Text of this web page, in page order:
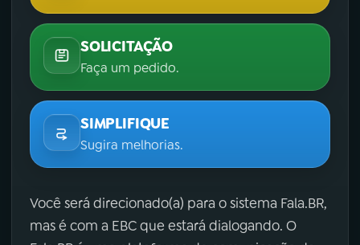
SOLICITAÇÃO
Faça um pedido.
SIMPLIFIQUE
Sugira melhorias.
Você será direcionado(a) para o sistema Fala.BR,
mas é com a EBC que estará dialogando. O